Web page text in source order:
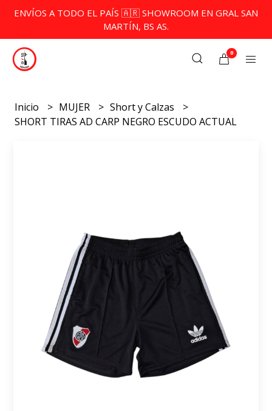
ENVÍOS A TODO EL PAÍS 🇦🇷 SHOWROOM EN GRAL SAN
MARTÍN, BS AS.
0
Inicio MUJER
Short y Calzas
SHORT TIRAS AD CARP NEGRO ESCUDO ACTUAL